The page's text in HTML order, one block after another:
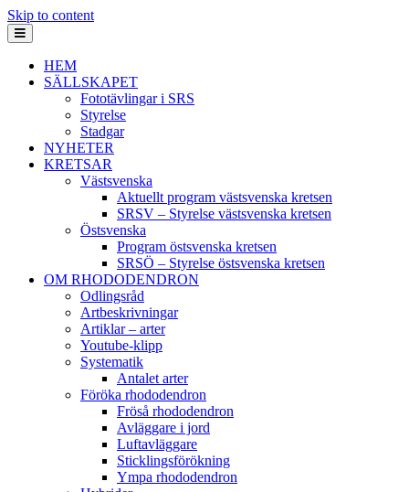
Skip to content
Menu
HEM
SÄLLSKAPET
Fototävlingar i SRS
Styrelse
Stadgar
NYHETER
KRETSAR
Västsvenska
Aktuellt program västsvenska kretsen
SRSV – Styrelse västsvenska kretsen
Östsvenska
Program östsvenska kretsen
SRSÖ – Styrelse östsvenska kretsen
OM RHODODENDRON
Odlingsråd
Artbeskrivningar
Artiklar – arter
Youtube-klipp
Systematik
Antalet arter
Föröka rhododendron
Fröså rhododendron
Avläggare i jord
Luftavläggare
Sticklingsförökning
Ympa rhododendron